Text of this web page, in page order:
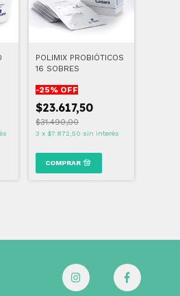
POLIMIX PROBIÓTICOS
16 SOBRES
-25% OFF
$23.617,50
$31.490,00
3 x $7.872,50 sin interés